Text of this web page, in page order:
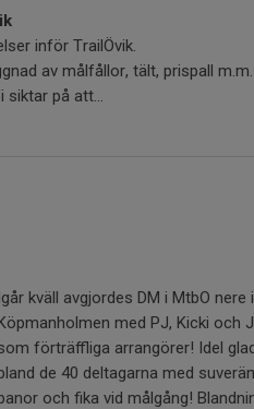
inför TrailÖvik.
av målfållor, tält, prispall m.m.
siktar på att...
kväll avgjordes DM i MtbO nere i
med PJ, Kicki och
förträffliga arrangörer! Idel
de 40 deltagarna med
och fika vid målgång!